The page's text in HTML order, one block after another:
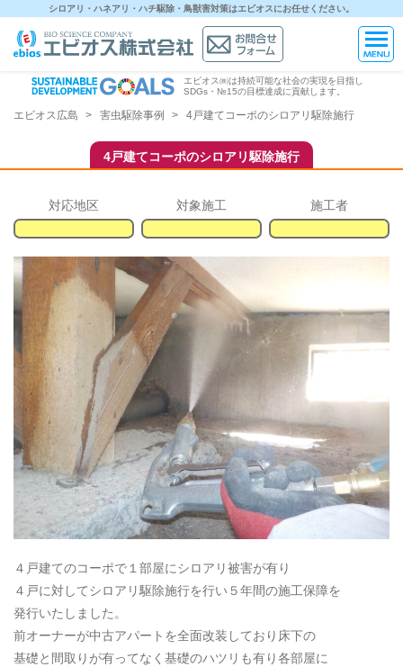
シロアリ・ハネアリ・ハチ駆除・鳥獣害対策はエビオスにお任せください。
エビオス㈱は持続可能な社会の実現を目指し
SDGs・№15の目標達成に貢献します。
エビオス広島 害虫駆除事例 4戸建てコーポのシロアリ駆除施行
4戸建てコーポのシロアリ駆除施行
対応地区 対象施工 施工者
４戸建てのコーポで１部屋にシロアリ被害が有り
４戸に対してシロアリ駆除施行を行い５年間の施工保障を
発行いたしました。
前オーナーが中古アパートを全面改装しており床下の
基礎と間取りが有ってなく基礎のハツリも有り各部屋に